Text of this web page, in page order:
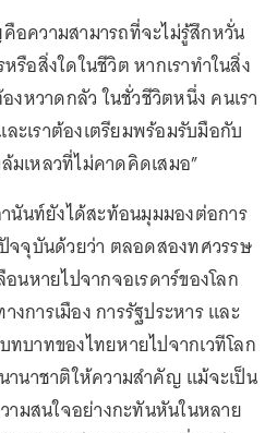
อความสามารถที่จะไม่รู้สึกหวั่น
อสิ่งใดในชีวิต หากเราทำในสิ่ง
งหวาดกลัว ในชั่วชีวิตหนึ่ง คนเรา
เราต้องเตรียมพร้อมรับมือกับ
มเหลวที่ไม่คาดคิดเสมอ”
นันท์ยังได้สะท้อนมุมมองต่อการ
จจุบันด้วยว่า ตลอดสองทศวรรษ
นหายไปจากจอเรดาร์ของโลก
การเมือง การรัฐประหาร และ
บาทของไทยหายไปจากเวทีโลก
านาชาติให้ความสำคัญ แม้จะเป็น
ามสนใจอย่างกะทันหันในหลาย